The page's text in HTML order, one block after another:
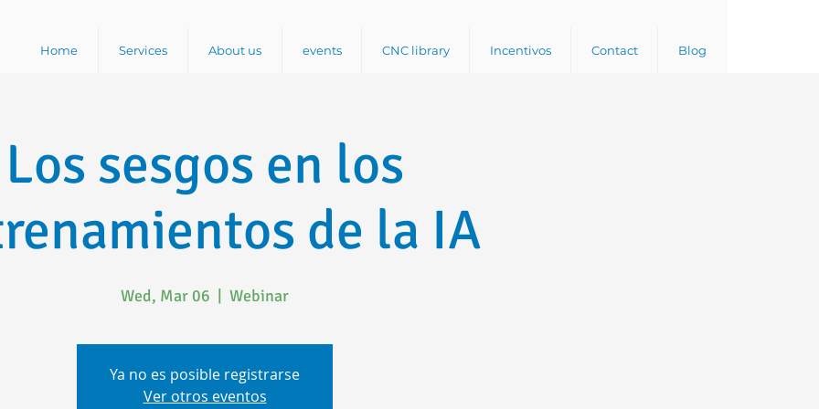
Home Services About us events CNC library Incentivos Contact Blog
Los sesgos en los
de la IA
Wed, Mar 06 Webinar
Ya no es posible registrarse
Ver otros eventos